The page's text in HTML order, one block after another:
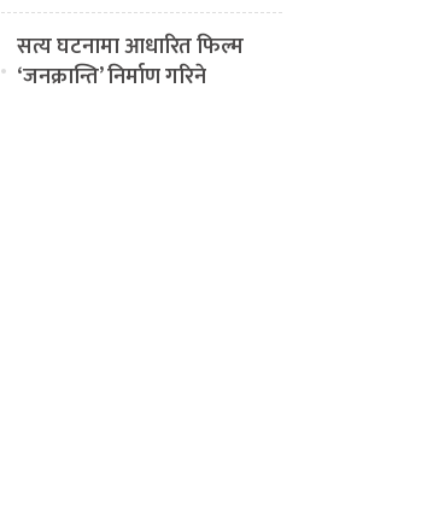
सत्य घटनामा आधारित फिल्म
‘जनक्रान्ति’ निर्माण गरिने